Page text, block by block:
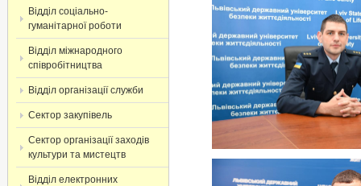
Відділ соціально-
гуманітарної роботи
Відділ міжнародного
співробітництва
Відділ організації служби
Сектор закупівель
Сектор організації заходів
культури та мистецтв
Відділ електронних